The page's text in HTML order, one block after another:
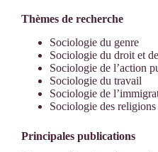
Thèmes de recherche
Sociologie du genre
Sociologie du droit et
Sociologie de l’action
Sociologie du travail
Sociologie de
Sociologie des religions
Principales publications